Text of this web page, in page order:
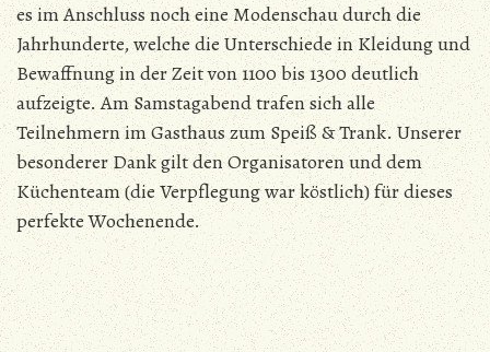
es im Anschluss noch eine Modenschau durch die
Jahrhunderte, welche die Unterschiede in Kleidung und
Bewaffnung in der Zeit von 1100 bis 1300 deutlich
aufzeigte. Am Samstagabend trafen sich alle
Teilnehmern im Gasthaus zum Speiß & Trank. Unserer
besonderer Dank gilt den Organisatoren und dem
Küchenteam (die Verpflegung war köstlich) für dieses
perfekte Wochenende.